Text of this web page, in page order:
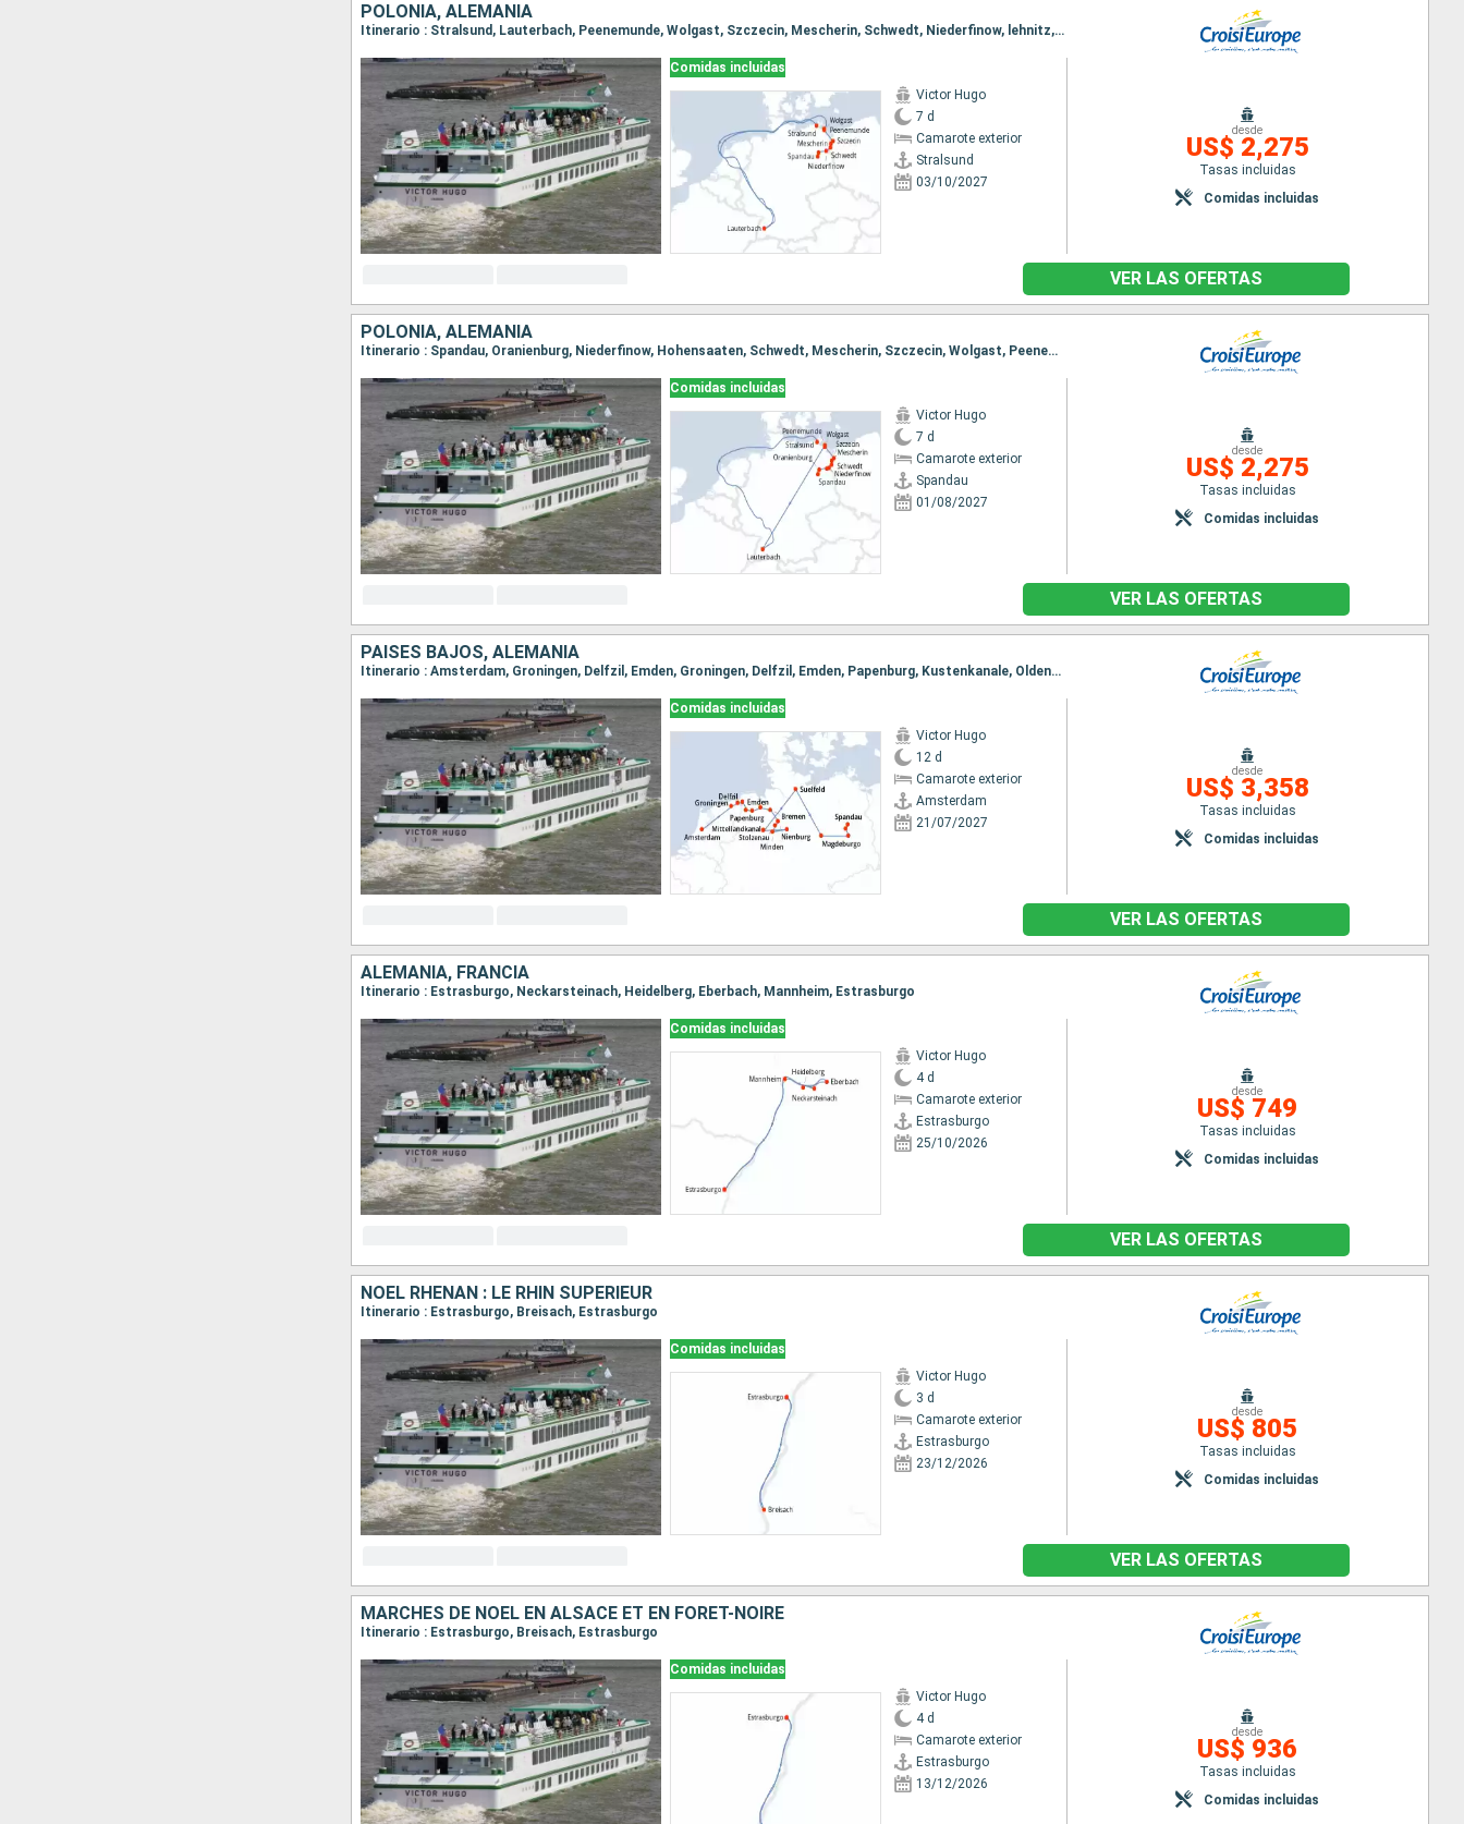
POLONIA, ALEMANIA
Itinerario : Stralsund, Lauterbach, Peenemunde, Wolgast, Szczecin, Mescherin, Schwedt, Niederfinow, lehnitz, Spandau
Comidas incluidas
Victor Hugo
7 d
Camarote exterior
Stralsund
03/10/2027
desde
US$ 2,275
Tasas incluidas
Comidas incluidas
VER LAS OFERTAS
POLONIA, ALEMANIA
Itinerario : Spandau, Oranienburg, Niederfinow, Hohensaaten, Schwedt, Mescherin, Szczecin, Wolgast, Peenemunde, Lauterbach, Stralsund
Comidas incluidas
Victor Hugo
7 d
Camarote exterior
Spandau
01/08/2027
desde
US$ 2,275
Tasas incluidas
Comidas incluidas
VER LAS OFERTAS
PAISES BAJOS, ALEMANIA
Itinerario : Amsterdam, Groningen, Delfzil, Emden, Groningen, Delfzil, Emden, Papenburg, Kustenkanale, Oldenburg, Emden, Papenburg, Kustenkanale, Oldenburg, Bremen, Oldenburg, Bremen, Nienburg, Stolzenau, Minden, Bremen, Nienburg, Stolzenau, Minden, Hannover, Mittellandkanal, Suelfeld, Minden, Hannover, Mittellandkanal, Suelfeld, Magdeburgo, Suelfeld, Magdeburgo, Brandeburgo, Postdam, Magdeburgo, Brandeburgo, Postdam, Spandau, Postdam, Spandau
Comidas incluidas
Victor Hugo
12 d
Camarote exterior
Amsterdam
21/07/2027
desde
US$ 3,358
Tasas incluidas
Comidas incluidas
VER LAS OFERTAS
ALEMANIA, FRANCIA
Itinerario : Estrasburgo, Neckarsteinach, Heidelberg, Eberbach, Mannheim, Estrasburgo
Comidas incluidas
Victor Hugo
4 d
Camarote exterior
Estrasburgo
25/10/2026
desde
US$ 749
Tasas incluidas
Comidas incluidas
VER LAS OFERTAS
NOËL RHÉNAN : LE RHIN SUPÉRIEUR
Itinerario : Estrasburgo, Breisach, Estrasburgo
Comidas incluidas
Victor Hugo
3 d
Camarote exterior
Estrasburgo
23/12/2026
desde
US$ 805
Tasas incluidas
Comidas incluidas
VER LAS OFERTAS
MARCHÉS DE NOËL EN ALSACE ET EN FORÊT-NOIRE
Itinerario : Estrasburgo, Breisach, Estrasburgo
Comidas incluidas
Victor Hugo
4 d
Camarote exterior
Estrasburgo
13/12/2026
desde
US$ 936
Tasas incluidas
Comidas incluidas